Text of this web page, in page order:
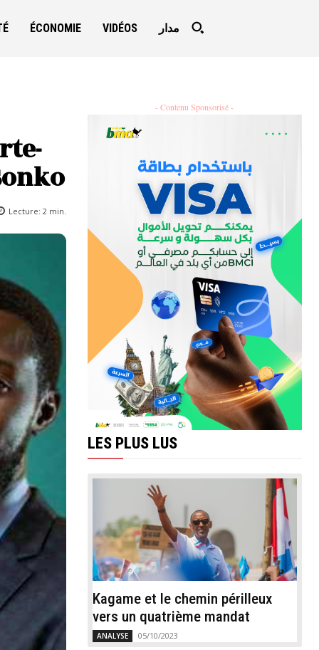
ÉCONOMIE VIDÉOS مدار
Lecture: 2min.
- Contenu Sponsorisé -
LES PLUS LUS
Kagame et le chemin périlleux
vers un quatrième mandat
ANALYSE 05/10/2023